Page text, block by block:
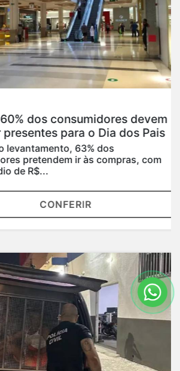
dos consumidores devem
para o Dia dos Pais
63% dos
pretendem ir às compras, com
R$...
CONFERIR